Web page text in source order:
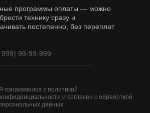
программы оплаты — можно
технику сразу и
постепенно, без переплат
ознакомился с политикой
и согласен с обработкой
данных